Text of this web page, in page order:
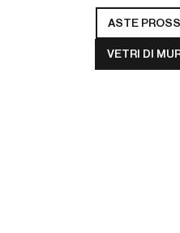
ASTE
VETRI DI